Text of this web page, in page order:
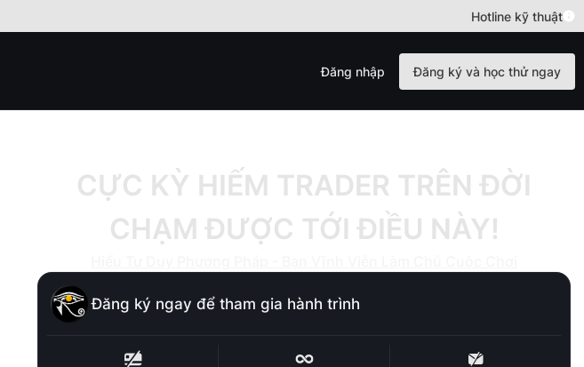
Hotline kỹ thuật
Đăng nhập Đăng ký và học thử ngay
CỰC KỲ HIẾM TRADER TRÊN ĐỜI
CHẠM ĐƯỢC TỚI ĐIỀU NÀY!
Đăng ký ngay để tham gia hành trình